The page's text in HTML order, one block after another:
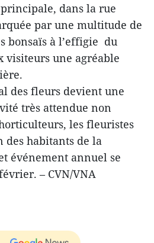
dans la rue
par une multitude de
bonsaïs à l’effigie du
visiteurs une agréable
des fleurs devient une
très attendue non
les fleuristes
des habitants de la
événement annuel se
– CVN/VNA